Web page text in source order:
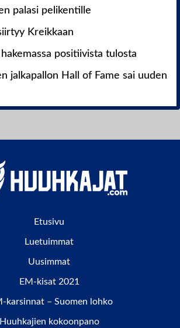
palasi pelikentille
Kreikkaan
positiivista tulosta
jalkapallon Hall of Fame sai uuden
Etusivu
Luetuimmat
Uusimmat
EM-kisat 2021
karsinnat – Suomen lohko
Huuhkajien kokoonpano